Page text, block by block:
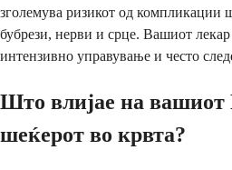
зголемува ризикот од компликации
бубрези, нерви и срце. Вашиот лекар
интензивно управување и често
Што влијае на вашиот
шеќерот во крвта?